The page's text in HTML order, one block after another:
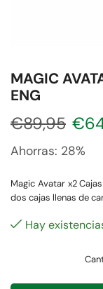
MAGIC
ENG
€89,95 €
Ahorras: 28%
Magic Avatar x2
dos cajas llenas de
Hay